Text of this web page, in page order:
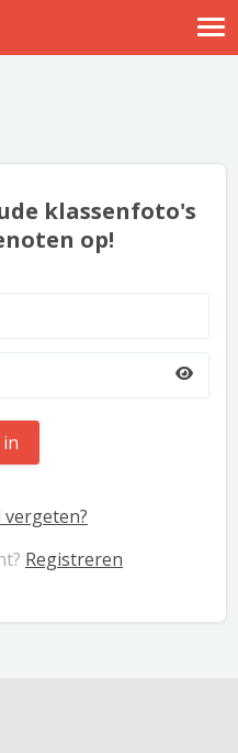
klassenfoto's
op!
Registreren